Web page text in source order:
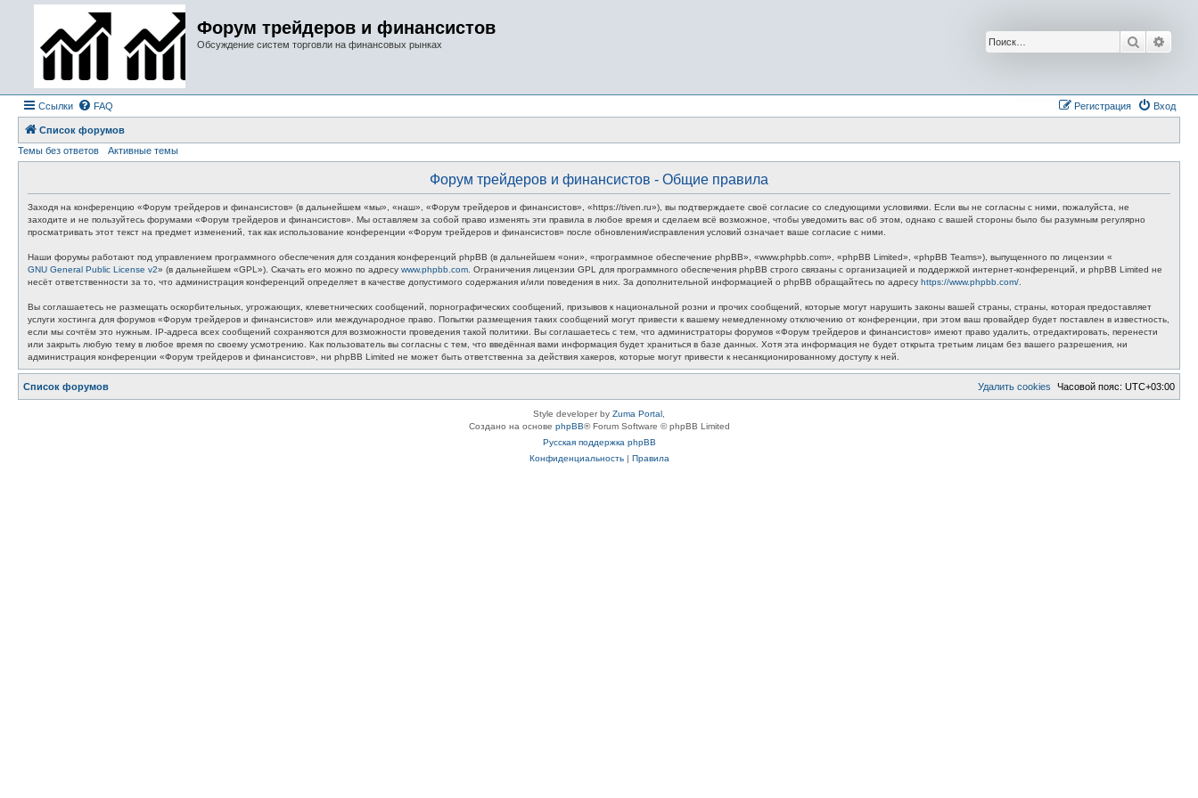
Форум трейдеров и финансистов
Обсуждение систем торговли на финансовых рынках Поиск
Ссылки FAQ Вход
Регистрация
Список форумов
Темы без ответов
Активные темы
Форум трейдеров и финансистов - Общие правила
Заходя на конференцию «Форум трейдеров и финансистов» (в дальнейшем «мы», «наш», «Форум трейдеров и финансистов», «https://tiven.ru»), вы подтверждаете своё согласие со следующими условиями. Если вы не согласны с ними, пожалуйста, не
заходите и не пользуйтесь форумами «Форум трейдеров и финансистов». Мы оставляем за собой право изменять эти правила в любое время и сделаем всё возможное, чтобы уведомить вас об этом, однако с вашей стороны было бы разумным регулярно
просматривать этот текст на предмет изменений, так как использование конференции «Форум трейдеров и финансистов» после обновления/исправления условий означает ваше согласие с ними.
Наши форумы работают под управлением программного обеспечения для создания конференций phpBB (в дальнейшем «они», «программное обеспечение phpBB», «www.phpbb.com», «phpBB Limited», «phpBB Teams»), выпущенного по лицензии «
GNU General Public License v2» (в дальнейшем «GPL»). Скачать его можно по адресу www.phpbb.com . Ограничения лицензии GPL для программного обеспечения phpBB строго связаны с организацией и поддержкой интернет-конференций, и phpBB Limited не
несёт ответственности за то, что администрация конференций определяет в качестве допустимого содержания и/или поведения в них. За дополнительной информацией о phpBB обращайтесь по адресу https://www.phpbb.com/
Вы соглашаетесь не размещать оскорбительных, угрожающих, клеветнических сообщений, порнографических сообщений, призывов к национальной розни и прочих сообщений, которые могут нарушить законы вашей страны, страны, которая предоставляет
услуги хостинга для форумов «Форум трейдеров и финансистов» или международное право. Попытки размещения таких сообщений могут привести к вашему немедленному отключению от конференции, при этом ваш провайдер будет поставлен в известность,
если мы сочтём это нужным. IP-адреса всех сообщений сохраняются для возможности проведения такой политики. Вы соглашаетесь с тем, что администраторы форумов «Форум трейдеров и финансистов» имеют право удалить, отредактировать, перенести
или закрыть любую тему в любое время по своему усмотрению. Как пользователь вы согласны с тем, что введённая вами информация будет храниться в базе данных. Хотя эта информация не будет открыта третьим лицам без вашего разрешения, ни
администрация конференции «Форум трейдеров и финансистов», ни phpBB Limited не может быть ответственна за действия хакеров, которые могут привести к несанкционированному доступу к ней.
Список форумов Часовой пояс: UTC+03:00
Удалить cookies
Style developer by Zuma Portal
Создано на основе phpBB® Forum Software © phpBB Limited
Русская поддержка phpBB
Конфиденциальность| Правила